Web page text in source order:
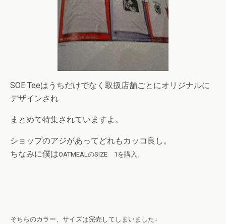
SOE Teeはうちだけでなく取扱店舗ごとにオリジナルに
デザインされ
まとめて特集されていますよ。
ショップのアジがあってどれもカッコ良し。
ちなみに僕はOATMEALのSIZE 1を購入。
そちらのカラー、サイズは完売してしまいました↓